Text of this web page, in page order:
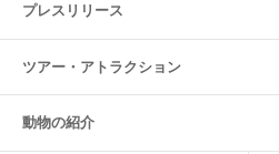
プレスリリース
ツアー・ アトラクション
動物の紹介